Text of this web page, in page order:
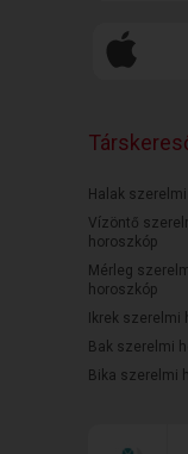
Halak
Vízöntő
horoszkóp
Mérleg
horoszkóp
Ikrek szerelmi
Bak szerelmi
Bika szerelmi